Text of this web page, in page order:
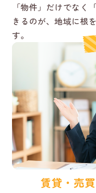
「物件」だけでなく
きるのが、地域に根
す。
賃貸・売